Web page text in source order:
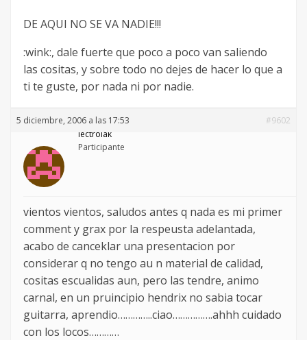
DE AQUI NO SE VA NADIE!!!
:wink:, dale fuerte que poco a poco van saliendo
las cositas, y sobre todo no dejes de hacer lo que a
ti te guste, por nada ni por nadie.
5 diciembre, 2006 a las 17:53
#9602
lectrolak
Participante
vientos vientos, saludos antes q nada es mi primer
comment y grax por la respeusta adelantada,
acabo de canceklar una presentacion por
considerar q no tengo au n material de calidad,
cositas escualidas aun, pero las tendre, animo
carnal, en un pruincipio hendrix no sabia tocar
guitarra, aprendio…………..ciao…………….ahhh cuidado
con los locos…………